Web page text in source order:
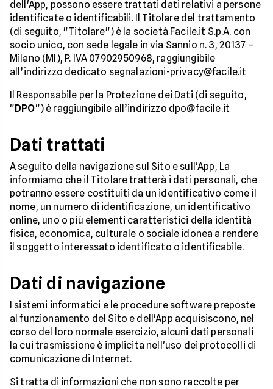
dell'App, possono essere trattati dati relativi a persone
identificate o identificabili. Il Titolare del trattamento
(di seguito, "Titolare") è la società Facile.it S.p.A. con
socio unico, con sede legale in via Sannio n. 3, 20137 –
Milano (MI), P. IVA 07902950968, raggiungibile
all’indirizzo dedicato segnalazioni-privacy@facile.it
Il Responsabile per la Protezione dei Dati (di seguito,
"DPO") è raggiungibile all’indirizzo dpo@facile.it
Dati trattati
A seguito della navigazione sul Sito e sull'App, La
informiamo che il Titolare tratterà i dati personali, che
potranno essere costituiti da un identificativo come il
nome, un numero di identificazione, un identificativo
online, uno o più elementi caratteristici della identità
fisica, economica, culturale o sociale idonea a rendere
il soggetto interessato identificato o identificabile.
Dati di navigazione
I sistemi informatici e le procedure software preposte
al funzionamento del Sito e dell'App acquisiscono, nel
corso del loro normale esercizio, alcuni dati personali
la cui trasmissione è implicita nell'uso dei protocolli di
comunicazione di Internet.
Si tratta di informazioni che non sono raccolte per